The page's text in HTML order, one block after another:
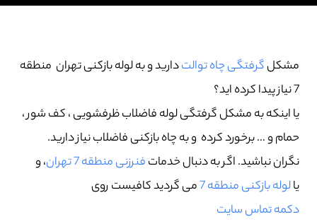
مشکلگرفتگی چاه توالتدارید و به لوله بازکنی تهران منطقه
7 نیاز پیدا کرده اید؟
یا اینکه به مشکل گرفتگی لوله فاضلاب ظرفشویی ، کف شور ،
حمام و … برخورد کرده و به چاه بازکنی فاضلاب نیاز دارید.
نگران نباشید. اگر به دنبال خدماتفنرزنی منطقه 7 تهران
، و
یالوله بازکنی منطقه 7 می گردید کافیست روی
دکمه تماس سایت